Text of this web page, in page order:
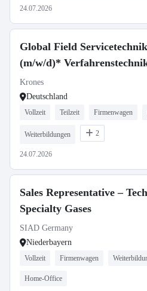
24.07.2026
Global Field
(m/w/d)*
Krones
Deutschland
Vollzeit Teilzeit Firmenwagen
Weiterbildungen 2
24.07.2026
Sales Representative –
Specialty Gases
SIAD Germany
Niederbayern
Vollzeit Firmenwagen
Home-Office